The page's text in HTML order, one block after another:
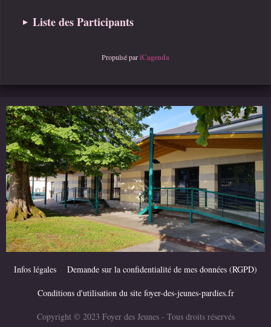
Liste des Participants
Propulsé pariCagenda
Infos légales Demande sur la confidentialité de mes données (RGPD)
Conditions d'utilisation du site foyer-des-jeunes-pardies.fr
Copyright © 2023 Foyer des Jeunes - Tous droits réservés